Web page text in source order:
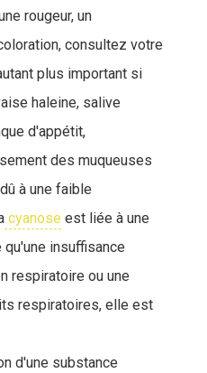
rougeur, un
consultez votre
plus important si
haleine, salive
d'appétit,
des muqueuses
à une faible
cyanose est liée à une
insuffisance
respiratoire ou une
respiratoires, elle est
d'une substance